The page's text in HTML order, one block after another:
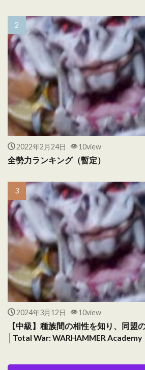
2022年2月24日 10view
全勢力ランキング（暫定）
2024年3月12日 10view
【中級】種族間の相性を知り、同盟
│Total War: WARHAMMER Academy